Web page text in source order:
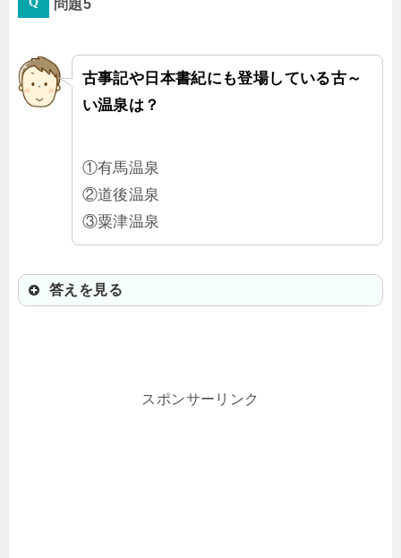
「いまばりし」と読むよ。タオルで
問題5
古事記や日本書紀にも登場している古～
い温泉は？
①有馬温泉
②道後温泉
③粟津温泉
答えを見る
夏目漱石の小説「坊っちゃん」に登
スポンサーリンク